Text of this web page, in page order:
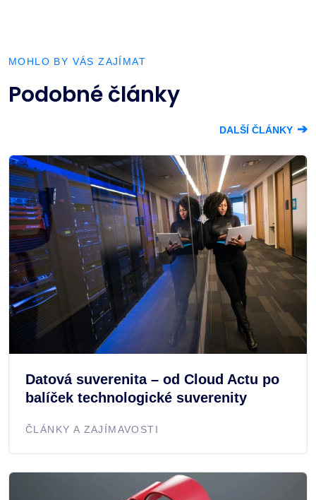
MOHLO BY VÁS ZAJÍMAT
Podobné články
DALŠÍ ČLÁNKY ➔
Datová suverenita – od Cloud Actu po
balíček technologické suverenity
ČLÁNKY A ZAJÍMAVOSTI